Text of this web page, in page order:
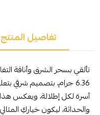
تفاصيل المنتج
6.36 جرام، بتصميم شرقي
آسرة لكل إطلالة، ويعكس هذا
والحداثة، ليكون خياركِ